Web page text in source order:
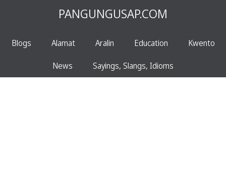
PANGUNGUSAP.COM
Blogs Alamat Aralin Education Kwento
News Sayings, Slangs, Idioms